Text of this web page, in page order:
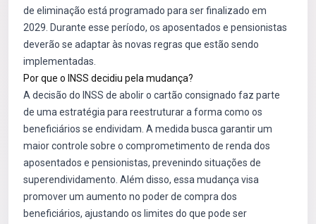
de eliminação está programado para ser finalizado em
2029. Durante esse período, os aposentados e pensionistas
deverão se adaptar às novas regras que estão sendo
implementadas.
Por que o INSS decidiu pela mudança?
A decisão do INSS de abolir o cartão consignado faz parte
de uma estratégia para reestruturar a forma como os
beneficiários se endividam. A medida busca garantir um
maior controle sobre o comprometimento de renda dos
aposentados e pensionistas, prevenindo situações de
superendividamento. Além disso, essa mudança visa
promover um aumento no poder de compra dos
beneficiários, ajustando os limites do que pode ser